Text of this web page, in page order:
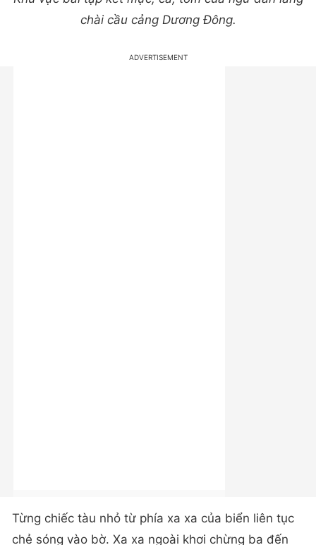
chài cầu cảng Dương Đông.
Từng chiếc tàu nhỏ từ phía xa xa của biển liên tục
chẻ sóng vào bờ. Xa xa ngoài khơi chừng ba đến